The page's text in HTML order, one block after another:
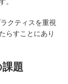
クティスを重視
らすことにあり
題